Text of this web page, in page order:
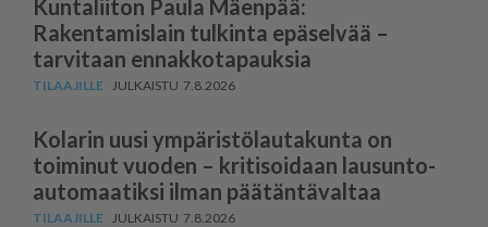
Kuntaliiton Paula Mäenpää:
Rakentamislain tulkinta epäselvää –
tarvitaan ennakkotapauksia
7.8.2026
Kolarin uusi ympäris­tö­lau­takunta on
toiminut vuoden – kritisoidaan lausun­to­
au­to­maatiksi ilman päätäntävaltaa
7.8.2026